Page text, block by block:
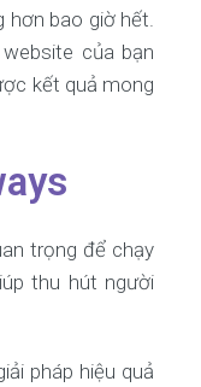
hơn bao giờ hết.
của bạn
kết quả mong
trọng để chạy
thu hút người
pháp hiệu quả